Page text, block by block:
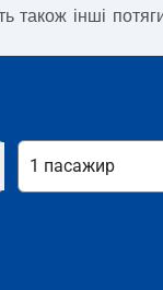
також інші